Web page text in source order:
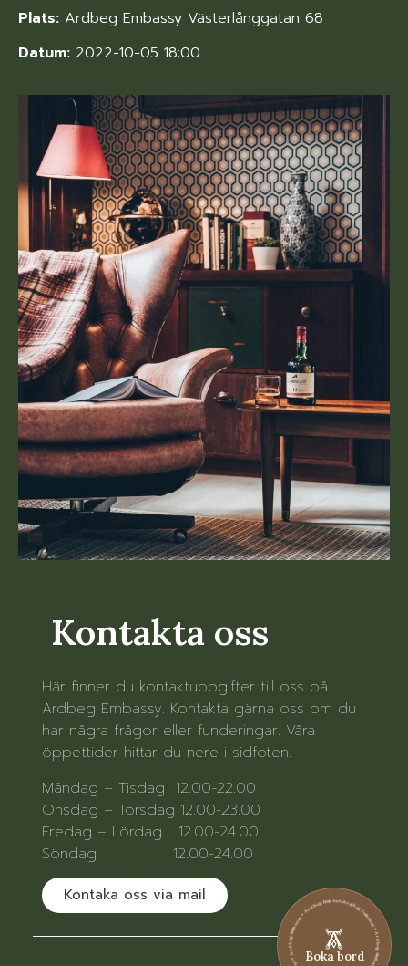
Plats: Ardbeg Embassy Västerlånggatan 68
Datum: 2022-10-05 18:00
Boka bord
Kontakta oss
Här finner du kontaktuppgifter till oss på
Ardbeg Embassy. Kontakta gärna oss om du
har några frågor eller funderingar. Våra
öppettider hittar du nere i sidfoten.
Måndag – Tisdag 12.00-22.00
Onsdag – Torsdag 12.00-23.00
Fredag – Lördag 12.00-24.00
Söndag 12.00-24.00
Kontaka oss via mail